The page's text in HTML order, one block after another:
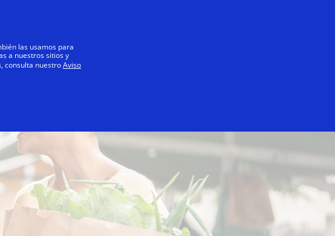
Todos
las usamos para
a nuestros sitios y
consulta nuestroAviso